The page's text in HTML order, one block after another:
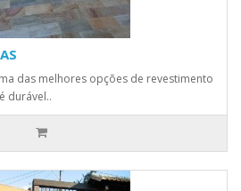
das melhores opções de revestimento
durável..